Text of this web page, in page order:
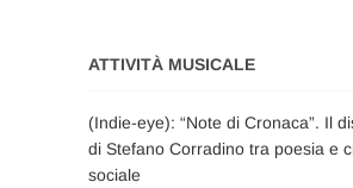
ATTIVITÀ MUSICALE
(Indie-eye): “Note di Cronaca”. Il
di Stefano Corradino tra poesia e
sociale